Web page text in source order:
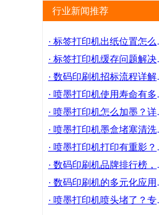
行业新闻推荐
· 标签
· 标签
· 数
· 喷墨
· 喷
· 喷墨
· 喷墨
· 数码
· 数码
· 喷